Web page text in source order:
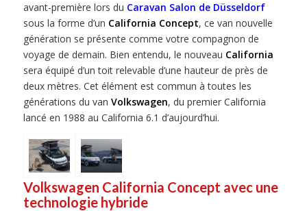
avant-première lors du Caravan Salon de Düsseldorf
sous la forme d’un California Concept, ce van nouvelle
génération se présente comme votre compagnon de
voyage de demain. Bien entendu, le nouveau California
sera équipé d’un toit relevable d’une hauteur de près de
deux mètres. Cet élément est commun à toutes les
générations du van Volkswagen, du premier California
lancé en 1988 au California 6.1 d’aujourd’hui.
Volkswagen California Concept avec une
technologie hybride